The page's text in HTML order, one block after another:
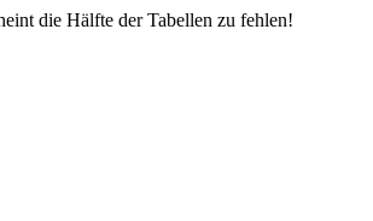
die Hälfte der Tabellen zu fehlen!